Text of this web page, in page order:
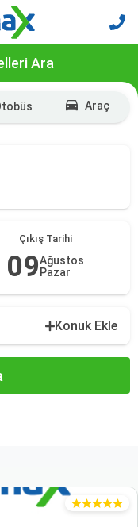
Ara
Araç
Çıkış Tarihi
09Ağustos
Pazar
Konuk Ekle